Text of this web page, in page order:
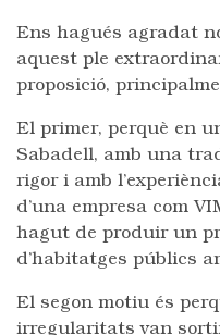
Ens hagués agradat
aquest ple
proposició,
El primer, perquè en
Sabadell, amb una
rigor i amb
d’una empresa com
hagut de produir un
d’habitatges públics
El segon motiu és
irregularitats van